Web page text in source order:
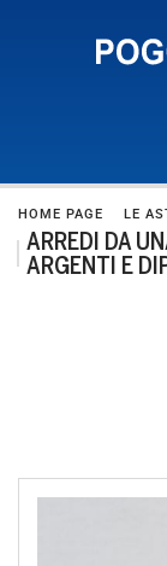
HOME PAGE LE
ARREDI DA
ARGENTI E